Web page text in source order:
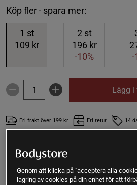
Köp fler - spara mer:
1 st
109 kr
2 st
196 kr
-10%
-
Lägg i
Fri frakt över 199 kr Fri retur 14
SKU #5600019
Jungfru kokosolja Eko är en
ekologisk kokosolja från Pureness.
Genom att klicka på "acceptera alla
lagring av cookies på din enhet för att